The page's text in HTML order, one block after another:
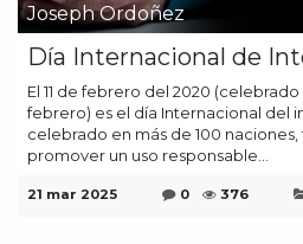
Joseph Ordoñez
Día Internacional de
El 11 de febrero del 2020
febrero) es el día Internacional del
celebrado en más de 100
promover un uso responsable...
21 mar 2025 0 376